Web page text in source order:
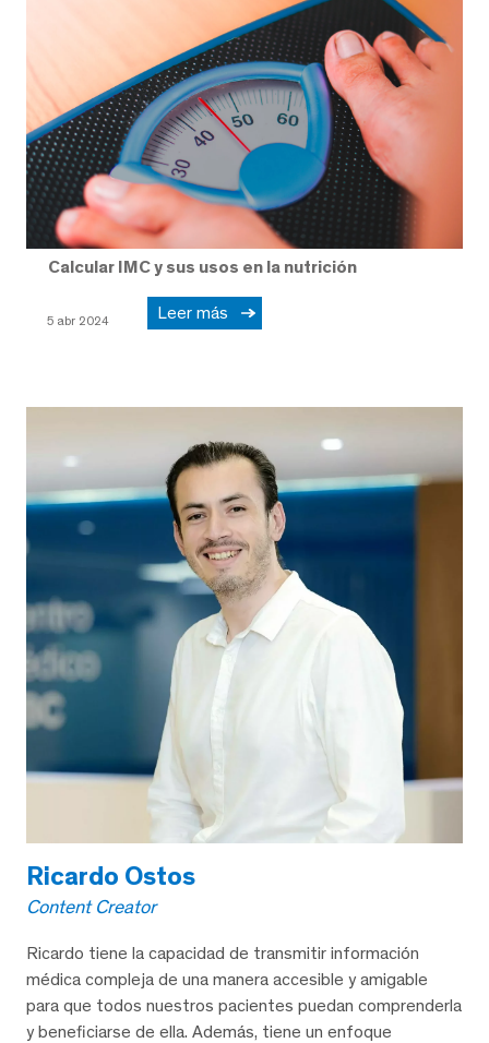
Calcular IMC y sus usos en la nutrición
5 abr 2024 Leer más
Ricardo Ostos
Content Creator
Ricardo tiene la capacidad de transmitir información
médica compleja de una manera accesible y amigable
para que todos nuestros pacientes puedan comprenderla
y beneficiarse de ella. Además, tiene un enfoque